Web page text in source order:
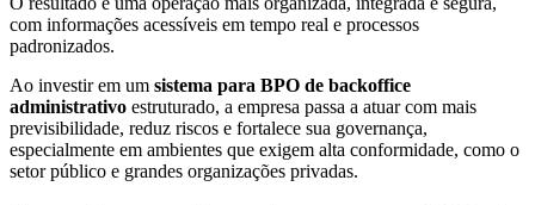
com informações acessíveis em tempo real e processos
padronizados.
Ao investir em um sistema para BPO de backoffice
administrativo estruturado, a empresa passa a atuar com mais
previsibilidade, reduz riscos e fortalece sua governança,
especialmente em ambientes que exigem alta conformidade, como o
setor público e grandes organizações privadas.